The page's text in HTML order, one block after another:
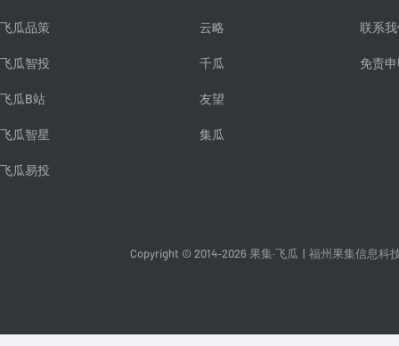
飞瓜品策
飞瓜智投
飞瓜B站
飞瓜智星
飞瓜易投
云略
千瓜
友望
集瓜
联系
免责
Copyright © 2014-2026 果集·飞瓜 福州果集信息科